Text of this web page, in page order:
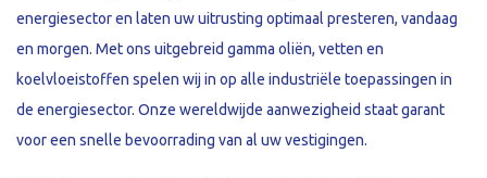
energiesector en laten uw uitrusting optimaal presteren, vandaag
en morgen. Met ons uitgebreid gamma oliën, vetten en
koelvloeistoffen spelen wij in op alle industriële toepassingen in
de energiesector. Onze wereldwijde aanwezigheid staat garant
voor een snelle bevoorrading van al uw vestigingen.